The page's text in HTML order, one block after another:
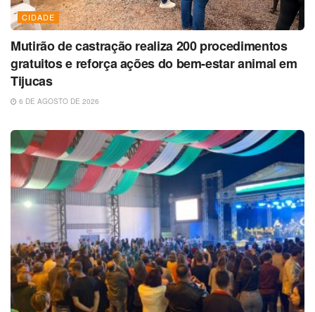
CIDADE
Mutirão de castração realiza 200 procedimentos
gratuitos e reforça ações do bem-estar animal em
Tijucas
6 DE AGOSTO DE 2026